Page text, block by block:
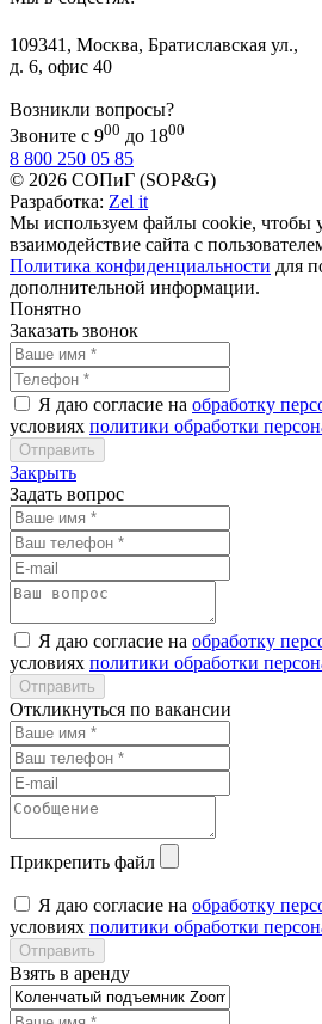
109341, Москва, Братиславская ул.,
д. 6, офис 40
Возникли вопросы?
Звоните с 900 до 1800
8 800 250 05 85
© 2026 СОПиГ (SOP&G)
Разработка: Zel it
Мы используем файлы cookie, чтобы
взаимодействие сайта с
Политика конфиденциальности для
дополнительной информации.
Понятно
Заказать звонок
Я даю согласие на обработку
условиях политики обработки
Закрыть
Задать вопрос
Я даю согласие на обработку
условиях политики обработки
Откликнуться по вакансии
Прикрепить файл
Я даю согласие на обработку
условиях политики обработки
Взять в аренду